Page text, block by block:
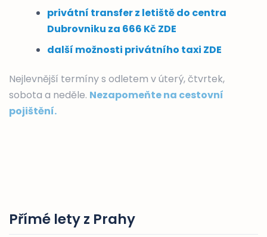
privátní transfer z letiště do centra
Dubrovniku za 666 Kč ZDE
další možnosti privátního taxi ZDE
Nejlevnější termíny s odletem v úterý, čtvrtek,
sobota a neděle. Nezapomeňte na cestovní
pojištění.
Přímé lety z Prahy